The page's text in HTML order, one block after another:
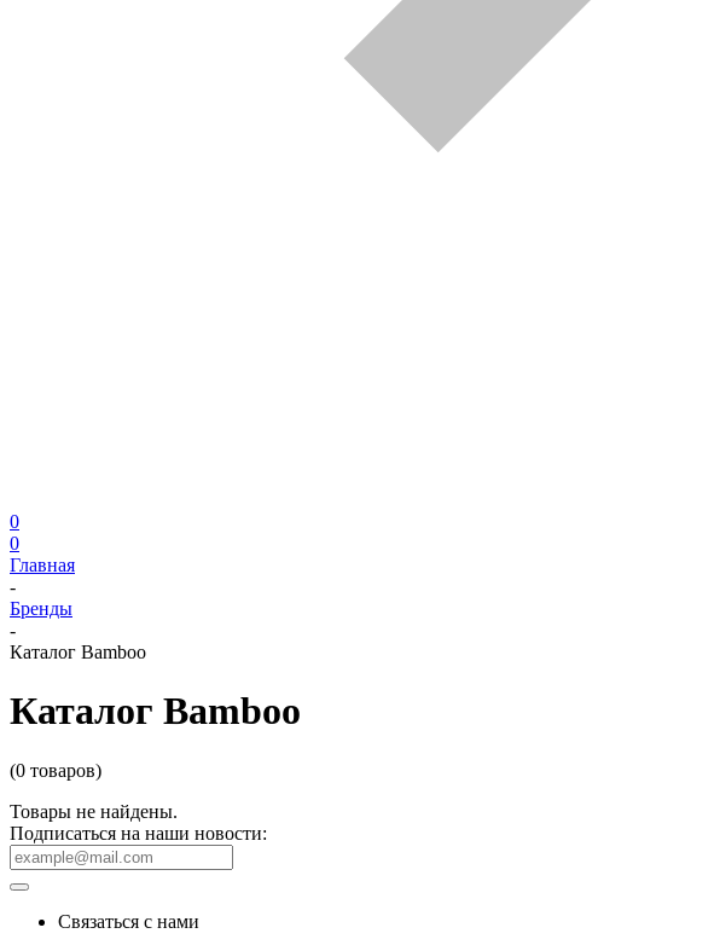
0
0
Главная
-
Бренды
-
Каталог Bamboo
Каталог Bamboo
(0 товаров)
Товары не найдены.
Подписаться на наши новости:
Связаться с нами